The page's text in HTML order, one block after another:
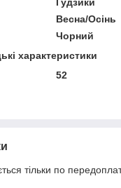
Весна/Осінь
Чорний
характеристики
52
тільки по